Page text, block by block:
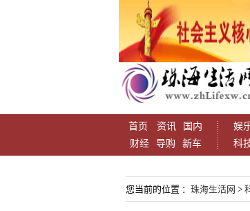
首页 资讯
国内
财经
导购 新车
娱
科
您当前的位置 ： 珠海生活网 >